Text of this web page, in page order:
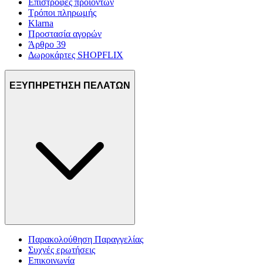
Τρόποι πληρωμής
Klarna
Προστασία αγορών
Άρθρο 39
Δωροκάρτες SHOPFLIX
ΕΞΥΠΗΡΕΤΗΣΗ ΠΕΛΑΤΩΝ
Παρακολούθηση Παραγγελίας
Συχνές ερωτήσεις
Επικοινωνία